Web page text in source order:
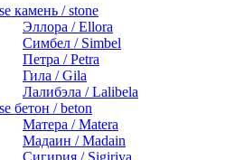
камень / stone
Эллора / Ellora
Симбел / Simbel
Петра / Petra
Гила / Gila
Лалибэла / Lalibela
бетон / beton
Матера / Matera
Мадаин / Madain
Сигирия / Sigiriya